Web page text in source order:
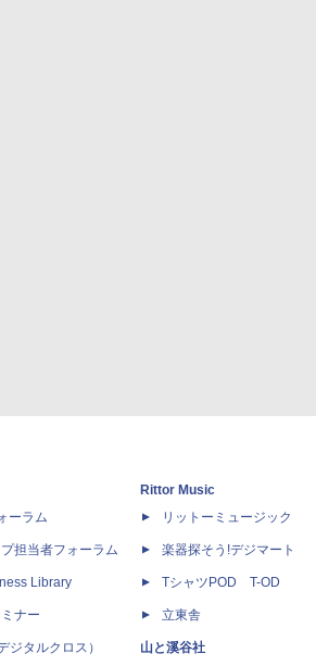
ーラム
担当者フォーラム
Library
ナー
ジタルクロス）
Rittor Music
リットーミュージック
楽器探そう!デジマート
TシャツPOD T-OD
立東舎
山と溪谷社